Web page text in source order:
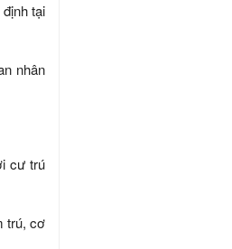
tại
nhân
cư trú
trú, cơ